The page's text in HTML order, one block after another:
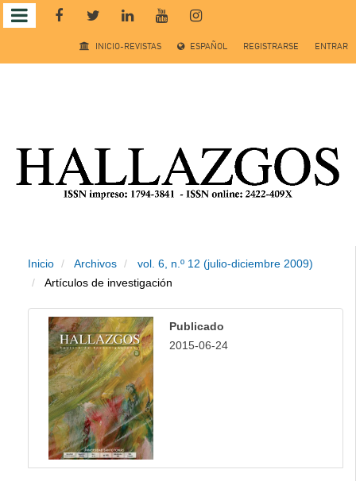
Salto
rápido
Navegación
principal
Contenido
principal
Barra
lateral
INICIO-REVISTAS ESPAÑOL REGISTRARSE ENTRAR
Inicio Archivos
vol. 6, n.º 12 (julio-diciembre 2009)
Artículos de investigación
Publicado
2015-06-24